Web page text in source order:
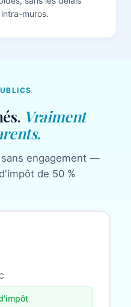
muros.
Vraiment
engagement —
de 50 %